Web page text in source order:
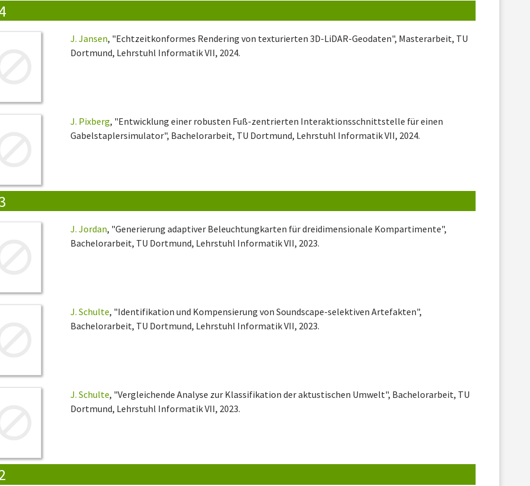
J. Jansen, "Echtzeitkonformes Rendering von texturierten 3D-LiDAR-Geodaten", Masterarbeit, TU
Dortmund, Lehrstuhl Informatik VII, 2024.
J. Pixberg, "Entwicklung einer robusten Fuß-zentrierten Interaktionsschnittstelle für einen
Gabelstaplersimulator", Bachelorarbeit, TU Dortmund, Lehrstuhl Informatik VII, 2024.
J. Jordan, "Generierung adaptiver Beleuchtungkarten für dreidimensionale Kompartimente",
Bachelorarbeit, TU Dortmund, Lehrstuhl Informatik VII, 2023.
J. Schulte, "Identifikation und Kompensierung von Soundscape-selektiven Artefakten",
Bachelorarbeit, TU Dortmund, Lehrstuhl Informatik VII, 2023.
J. Schulte, "Vergleichende Analyse zur Klassifikation der aktustischen Umwelt", Bachelorarbeit, TU
Dortmund, Lehrstuhl Informatik VII, 2023.